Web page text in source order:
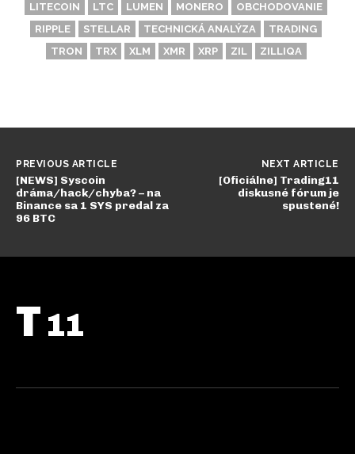
LITECOIN
LTC LUMEN MONERO
OBCHODOVANIE
RIPPLE
STELLAR TECHNICKÁ ANALÝZA
TRADING
TRON
TRX XLM XMR XRP ZIL ZILLIQA
PREVIOUS ARTICLE
[NEWS] Syscoin
dráma/hack/chyba? – na
Binance sa 1 SYS predal za
96 BTC
NEXT ARTICLE
[Oficiálne] Trading11
diskusné fórum je
spustené!
T 11